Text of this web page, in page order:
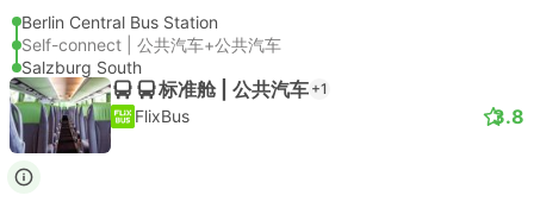
Berlin Central Bus Station
Self-connect | 公共汽车+公共汽车
Salzburg South
标准舱 | 公共汽车 +1
FlixBus 3.8